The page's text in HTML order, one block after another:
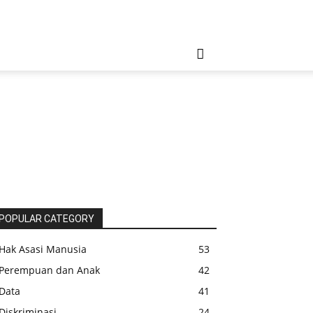
POPULAR CATEGORY
Hak Asasi Manusia
53
Perempuan dan Anak
42
Data
41